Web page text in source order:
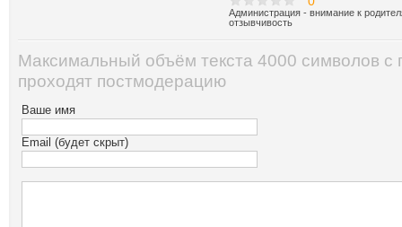
Администрация - внимание к
отзывчивость
Максимальный объём текста 4000 символов
проходят постмодерацию
Ваше имя
Email (будет скрыт)